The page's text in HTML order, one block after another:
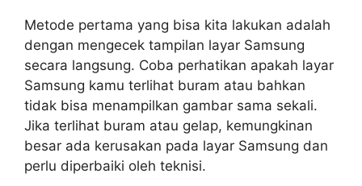
Metode pertama yang bisa kita lakukan adalah
dengan mengecek tampilan layar Samsung
secara langsung. Coba perhatikan apakah layar
Samsung kamu terlihat buram atau bahkan
tidak bisa menampilkan gambar sama sekali.
Jika terlihat buram atau gelap, kemungkinan
besar ada kerusakan pada layar Samsung dan
perlu diperbaiki oleh teknisi.